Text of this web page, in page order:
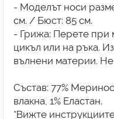
- Моделът носи
см. / Бюст: 85 см.
- Грижа: Перете при
цикъл или на ръка.
вълнени материи.
Състав: 77%
влакна, 1% Еластан.
*Вижте